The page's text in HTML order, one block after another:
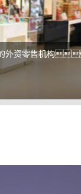
we will
力经营连锁速